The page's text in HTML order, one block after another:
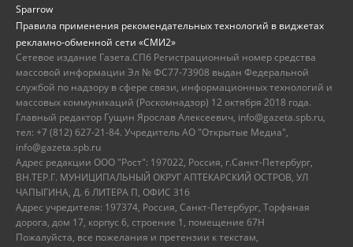
Sparrow
Правила применения рекомендательных технологий в виджетах
рекламно-обменной сети «СМИ2»
Сетевое издание Газета.СПб Регистрационный номер средства
массовой информации Эл № ФС77-73908 выдан Федеральной
службой по надзору в сфере связи, информационных технологий и
массовых коммуникаций (Роскомнадзор) 12 октября 2018 года.
Главный редактор Гущин Ярослав Алексеевич, info@gazeta.spb.ru,
тел: +7 (812) 627-21-84. Учредитель АО "Открытые Медиа",
info@gazeta.spb.ru
Адрес редакции ООО "Рост": 197022, Россия, г.Санкт-Петербург,
ВН.ТЕР.Г. МУНИЦИПАЛЬНЫЙ ОКРУГ АПТЕКАРСКИЙ ОСТРОВ, УЛ
ЧАПЫГИНА, Д. 6 ЛИТЕРА П, ОФИС 316
Адрес учредителя: 197374, Россия, Санкт-Петербург, Торфяная
дорога, дом 17, корпус 6, строение 1, помещение 67Н
Пожалуйста, все пожелания и претензии к текстам,